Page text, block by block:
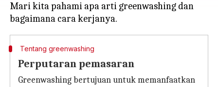
Mari kita pahami apa arti greenwashing dan
Tentang greenwashing
Perputaran pemasaran
Greenwashing bertujuan untuk memanfaatkan